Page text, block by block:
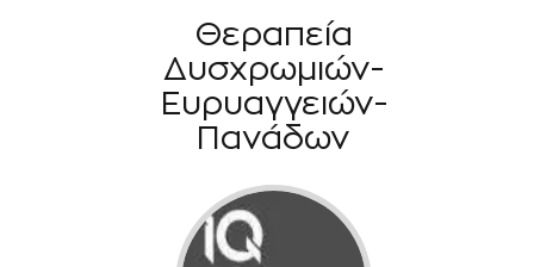
Θεραπεία
Δυσχρωμιών-
Ευρυαγγειών-
Πανάδων